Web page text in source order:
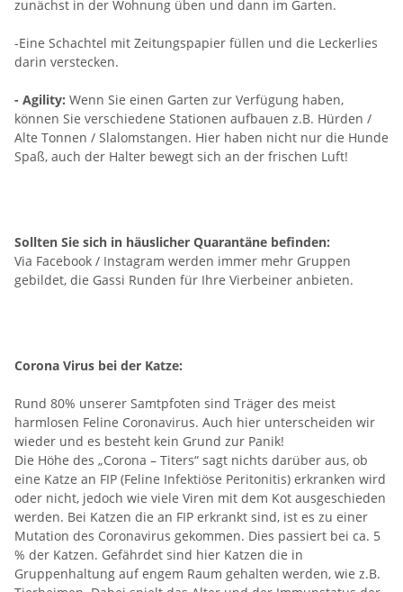
zunächst in der Wohnung üben und dann im Garten.
-Eine Schachtel mit Zeitungspapier füllen und die Leckerlies
darin verstecken.
- Agility: Wenn Sie einen Garten zur Verfügung haben,
können Sie verschiedene Stationen aufbauen z.B. Hürden /
Alte Tonnen / Slalomstangen. Hier haben nicht nur die Hunde
Spaß, auch der Halter bewegt sich an der frischen Luft!
Sollten Sie sich in häuslicher Quarantäne befinden:
Via Facebook / Instagram werden immer mehr Gruppen
gebildet, die Gassi Runden für Ihre Vierbeiner anbieten.
Corona Virus bei der Katze:
Rund 80% unserer Samtpfoten sind Träger des meist
harmlosen Feline Coronavirus. Auch hier unterscheiden wir
wieder und es besteht kein Grund zur Panik!
Die Höhe des „Corona – Titers“ sagt nichts darüber aus, ob
eine Katze an FIP (Feline Infektiöse Peritonitis) erkranken wird
oder nicht, jedoch wie viele Viren mit dem Kot ausgeschieden
werden. Bei Katzen die an FIP erkrankt sind, ist es zu einer
Mutation des Coronavirus gekommen. Dies passiert bei ca. 5
% der Katzen. Gefährdet sind hier Katzen die in
Gruppenhaltung auf engem Raum gehalten werden, wie z.B.